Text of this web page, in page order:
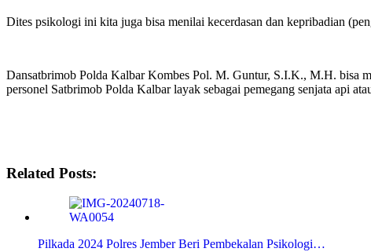
Dites psikologi ini kita juga bisa menilai kecerdasan dan kepribadian
Dansatbrimob Polda Kalbar Kombes Pol. M. Guntur, S.I.K., M.H. bisa
personel Satbrimob Polda Kalbar layak sebagai pemegang senjata api
Related Posts:
Pilkada 2024 Polres Jember Beri Pembekalan Psikologi…